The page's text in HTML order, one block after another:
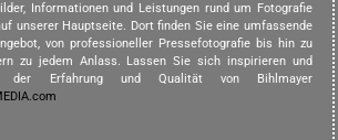
Informationen und Leistungen rund um Fotografie
unserer Hauptseite. Dort finden Sie eine umfassende
von professioneller Pressefotografie bis hin zu
zu jedem Anlass. Lassen Sie sich inspirieren und
der Erfahrung und Qualität von Bihlmayer